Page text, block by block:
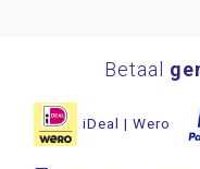
Betaal
iDeal | Wero